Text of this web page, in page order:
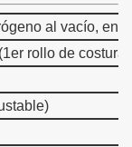
al vacío,
rollo de costura